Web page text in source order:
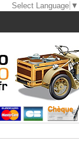
Select Language ▼